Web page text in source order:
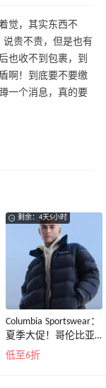
觉，其实东西不
贵不贵，但是也有
也收不到包裹，到
啊！到底要不要缴
一个消息，真的要
剩余：4天5小时
Columbia Sportswear：
夏季大促！哥伦比亚
运动热卖
低至6折